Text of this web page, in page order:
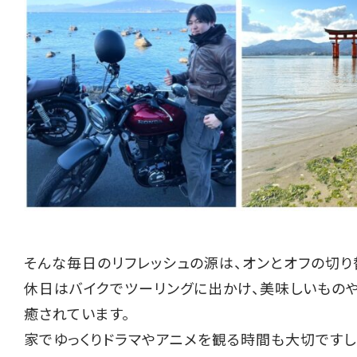
そんな毎日のリフレッシュの源は、オンとオフの切り
休日はバイクでツーリングに出かけ、美味しいもの
癒されています。
家でゆっくりドラマやアニメを観る時間も大切です